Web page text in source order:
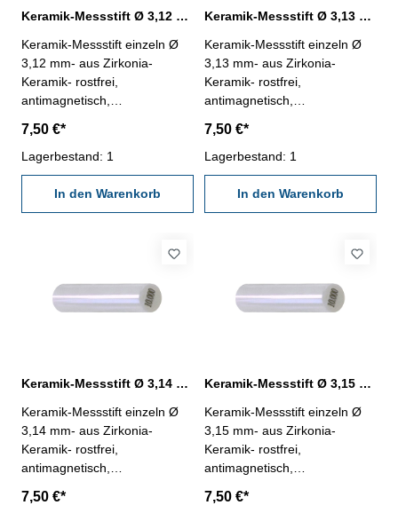
Keramik-Messstift Ø 3,12 mm ± 0,0015 mm
Keramik-Messstift einzeln Ø
3,12 mm- aus Zirkonia-
Keramik- rostfrei,
antimagnetisch,
1250- Werkstatt-Ausführung-
Länge 50 mm- Genauigkeit <
± 0,0015 mm- in Kunststoff-
7,50 €*
Lagerbestand: 1
In den Warenkorb
Keramik-Messstift Ø 3,13 mm ± 0,0015 mm
Keramik-Messstift einzeln Ø
3,13 mm- aus Zirkonia-
Keramik- rostfrei,
antimagnetisch,
1250- Werkstatt-Ausführung-
Länge 50 mm- Genauigkeit <
± 0,0015 mm- in Kunststoff-
7,50 €*
Lagerbestand: 1
In den Warenkorb
Keramik-Messstift Ø 3,14 mm ± 0,0015 mm
Keramik-Messstift einzeln Ø
3,14 mm- aus Zirkonia-
Keramik- rostfrei,
antimagnetisch,
1250- Werkstatt-Ausführung-
7,50 €*
Keramik-Messstift Ø 3,15 mm ± 0,0015 mm
Keramik-Messstift einzeln Ø
3,15 mm- aus Zirkonia-
Keramik- rostfrei,
antimagnetisch,
1250- Werkstatt-Ausführung-
7,50 €*